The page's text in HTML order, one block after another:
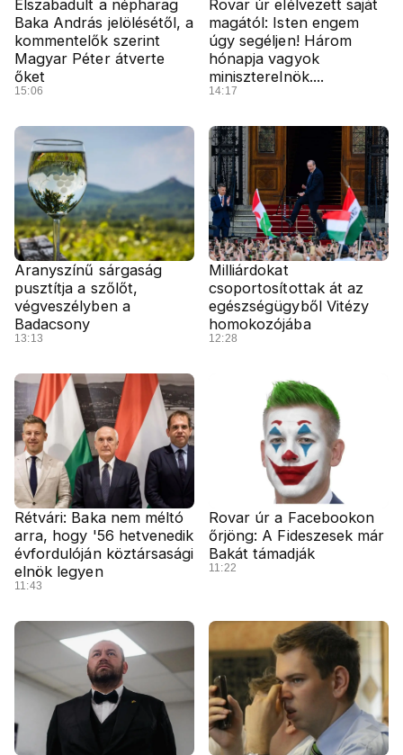
Elszabadult a népharag
Baka András jelölésétől, a
kommentelők szerint
Magyar Péter átverte
őket
15:06
Rovar úr elélvezett saját
magától: Isten engem
úgy segéljen! Három
hónapja vagyok
miniszterelnök....
14:17
Aranyszínű sárgaság
pusztítja a szőlőt,
végveszélyben a
Badacsony
13:13
Milliárdokat
csoportosítottak át az
egészségügyből Vitézy
homokozójába
12:28
Rétvári: Baka nem méltó
arra, hogy '56 hetvenedik
évfordulóján köztársasági
elnök legyen
11:43
Rovar úr a Facebookon
őrjöng: A Fideszesek már
Bakát támadják
11:22